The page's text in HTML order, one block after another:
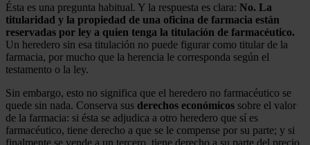
Ésta es una pregunta habitual. Y la respuesta es clara: No. La
titularidad y la propiedad de una oficina de farmacia están
reservadas por ley a quien tenga la titulación de farmacéutico.
Un heredero sin esa titulación no puede figurar como titular de la
farmacia, por mucho que la herencia le corresponda según el
testamento o la ley.
Sin embargo, esto no significa que el heredero no farmacéutico se
quede sin nada. Conserva sus derechos económicos sobre el valor
de la farmacia: si ésta se adjudica a otro heredero que sí es
farmacéutico, tiene derecho a que se le compense por su parte; y si
finalmente se vende a un tercero, tiene derecho a su parte del precio